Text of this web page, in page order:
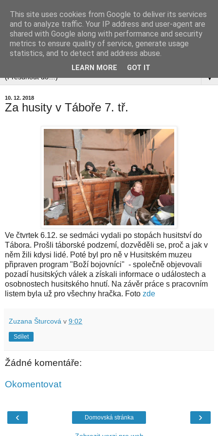
▼
10. 12. 2018
Za husity v Táboře 7. tř.
Ve čtvrtek 6.12. se sedmáci vydali po stopách husitství do
Tábora. Prošli táborské podzemí, dozvěděli se, proč a jak v
něm žili kdysi lidé. Poté byl pro ně v Husitském muzeu
připraven program "Boží bojovníci" - společně objevovali
pozadí husitských válek a získali informace o událostech a
osobnostech husitského hnutí. Na závěr práce s pracovním
listem byla už pro všechny hračka. Foto zde
Zuzana Šturcová v 9:02
Sdílet
Žádné komentáře:
Okomentovat
‹ ›
Domovská stránka
This site uses cookies from Google to deliver its services
and to analyze traffic. Your IP address and user-agent are
shared with Google along with performance and security
metrics to ensure quality of service, generate usage
statistics, and to detect and address abuse.
LEARN MORE GOT IT